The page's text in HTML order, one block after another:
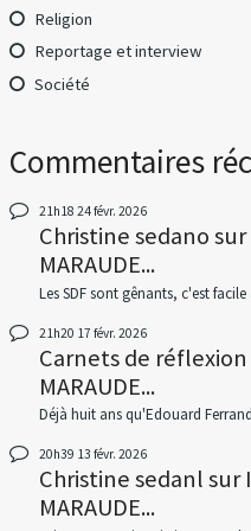
Religion
Reportage et interview
Société
Commentaires
21h18 24févr. 2026
Christine sedanosur
MARAUDE...
Les SDF sont gênants, c'est facile
21h20 17 févr. 2026
Carnets de réflexion
MARAUDE...
Déjà huit ans qu'Edouard
20h39 13 févr. 2026
Christine sedanlsur
MARAUDE...